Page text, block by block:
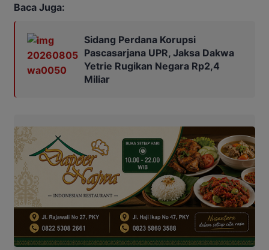
Baca Juga:
Sidang Perdana Korupsi
Pascasarjana UPR, Jaksa Dakwa
Yetrie Rugikan Negara Rp2,4
Miliar